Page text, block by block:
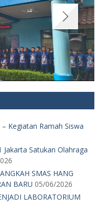
Kegiatan Ramah Siswa
Satukan Olahraga
SMAS HANG
BARU 05/06/2026
LABORATORIUM